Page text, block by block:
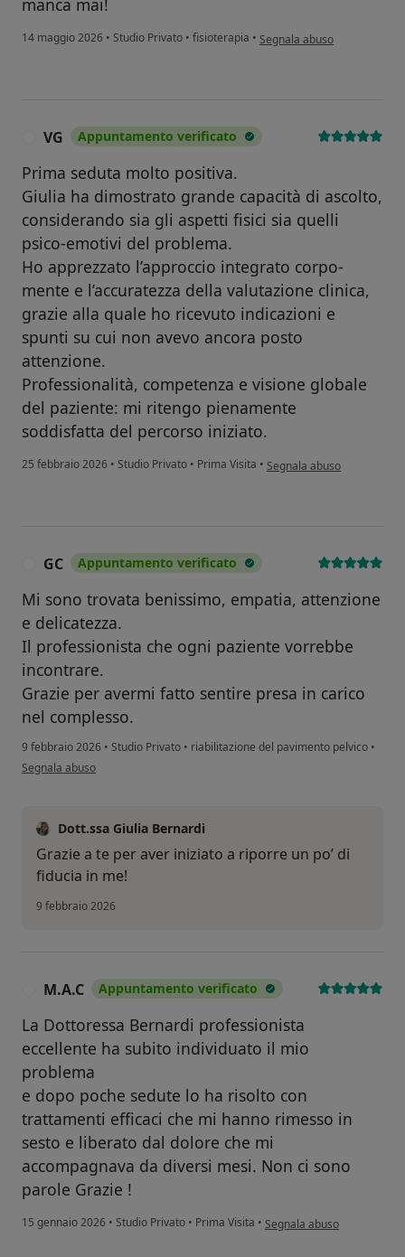
Spesso i trattamenti con la Tecarterapia sono abbinati
l’efficacia della medicina, al piacere del trattamento
manca mai!
14 maggio 2026 • Studio Privato • fisioterapia • secondo l'opinione
Segnala abuso
VG Appuntamento verificato
Prima seduta molto positiva.
Giulia ha dimostrato grande capacità di ascolto,
considerando sia gli aspetti fisici sia quelli
psico-emotivi del problema.
Ho apprezzato l’approccio integrato corpo-
mente e l’accuratezza della valutazione clinica,
grazie alla quale ho ricevuto indicazioni e
spunti su cui non avevo ancora posto
attenzione.
Professionalità, competenza e visione globale
del paziente: mi ritengo pienamente
soddisfatta del percorso iniziato.
25 febbraio 2026 • Studio Privato • Prima Visita • secondo l'opinione
Segnala abuso
GC Appuntamento verificato
Mi sono trovata benissimo, empatia, attenzione
e delicatezza.
Il professionista che ogni paziente vorrebbe
incontrare.
Grazie per avermi fatto sentire presa in carico
nel complesso.
9 febbraio 2026 • Studio Privato • riabilitazione del pavimento pelvico •
secondo l'opinione dell'utente GC
Segnala abuso
Dott.ssa Giulia Bernardi
Grazie a te per aver iniziato a riporre un po’ di
fiducia in me!
9 febbraio 2026
M.A.C Appuntamento verificato
La Dottoressa Bernardi professionista
eccellente ha subito individuato il mio
problema
e dopo poche sedute lo ha risolto con
trattamenti efficaci che mi hanno rimesso in
sesto e liberato dal dolore che mi
accompagnava da diversi mesi. Non ci sono
parole Grazie !
15 gennaio 2026 • Studio Privato • Prima Visita • secondo l'opinione
Segnala abuso